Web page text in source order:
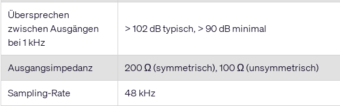
Übersprechen
zwischen Ausgängen
bei 1 kHz
> 102 dB typisch, > 90 dB minimal
Ausgangsimpedanz
200 Ω (symmetrisch), 100 Ω (unsymmetrisch)
Sampling-Rate
48 kHz